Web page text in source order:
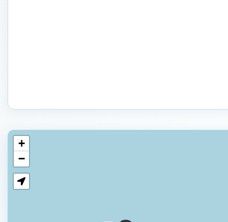
+
−